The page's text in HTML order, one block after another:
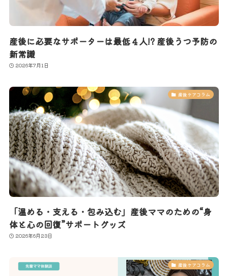
産後に必要なサポーターは最低４人!? 産後うつ予防の
新常識
2026年7月1日
産後ケアコラム
「温める・支える・包み込む」産後ママのための“身
体と心の回復”サポートグッズ
2026年6月23日
産後ケアコラム